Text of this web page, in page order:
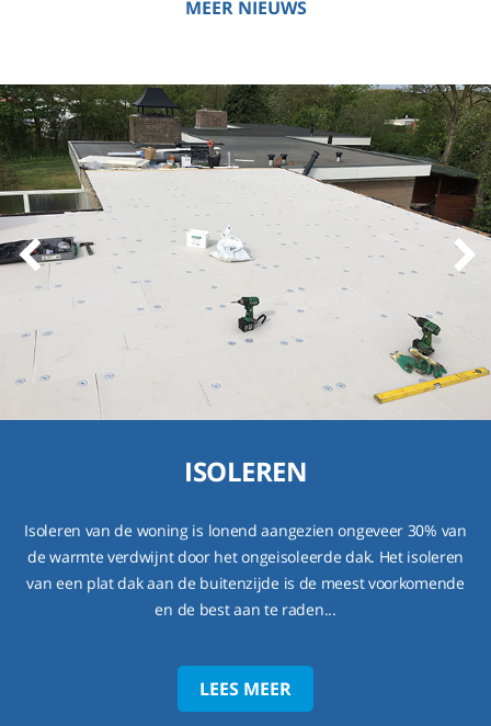
MEER NIEUWS
ISOLEREN
Isoleren van de woning is lonend aangezien ongeveer 30% van
de warmte verdwijnt door het ongeisoleerde dak. Het isoleren
van een plat dak aan de buitenzijde is de meest voorkomende
en de best aan te raden...
LEES MEER